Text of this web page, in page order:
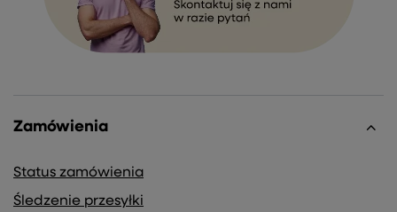
Zamówienia
Status zamówienia
Śledzenie przesyłki